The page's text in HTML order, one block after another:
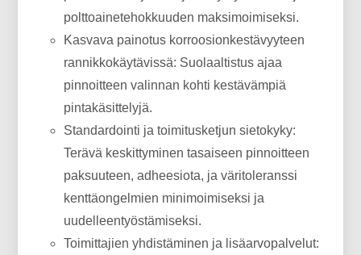
polttoainetehokkuuden maksimoimiseksi.
Kasvava painotus korroosionkestävyyteen
rannikkokäytävissä: Suolaaltistus ajaa
pinnoitteen valinnan kohti kestävämpiä
pintakäsittelyjä.
Standardointi ja toimitusketjun sietokyky:
Terävä keskittyminen tasaiseen pinnoitteen
paksuuteen, adheesiota, ja väritoleranssi
kenttäongelmien minimoimiseksi ja
uudelleentyöstämiseksi.
Toimittajien yhdistäminen ja lisäarvopalvelut: